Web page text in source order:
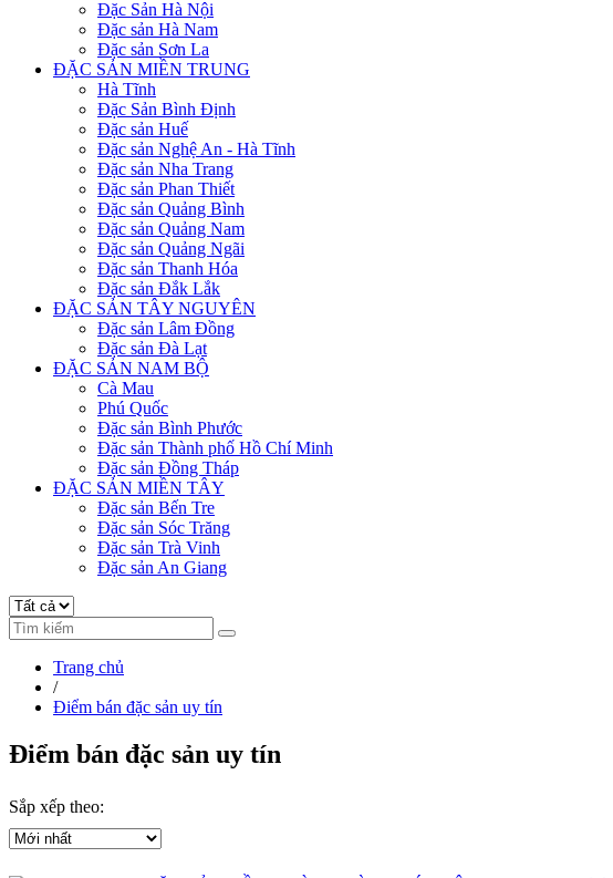
Đặc Sản Hà Nội
Đặc sản Hà Nam
Đặc sản Sơn La
ĐẶC SẢN MIỀN TRUNG
Hà Tĩnh
Đặc Sản Bình Định
Đặc sản Huế
Đặc sản Nghệ An - Hà Tĩnh
Đặc sản Nha Trang
Đặc sản Phan Thiết
Đặc sản Quảng Bình
Đặc sản Quảng Nam
Đặc sản Quảng Ngãi
Đặc sản Thanh Hóa
Đặc sản Đắk Lắk
ĐẶC SẢN TÂY NGUYÊN
Đặc sản Lâm Đồng
Đặc sản Đà Lạt
ĐẶC SẢN NAM BỘ
Cà Mau
Phú Quốc
Đặc sản Bình Phước
Đặc sản Thành phố Hồ Chí Minh
Đặc sản Đồng Tháp
ĐẶC SẢN MIỀN TÂY
Đặc sản Bến Tre
Đặc sản Sóc Trăng
Đặc sản Trà Vinh
Đặc sản An Giang
Trang chủ
/
Điểm bán đặc sản uy tín
Điểm bán đặc sản uy tín
Sắp xếp theo: